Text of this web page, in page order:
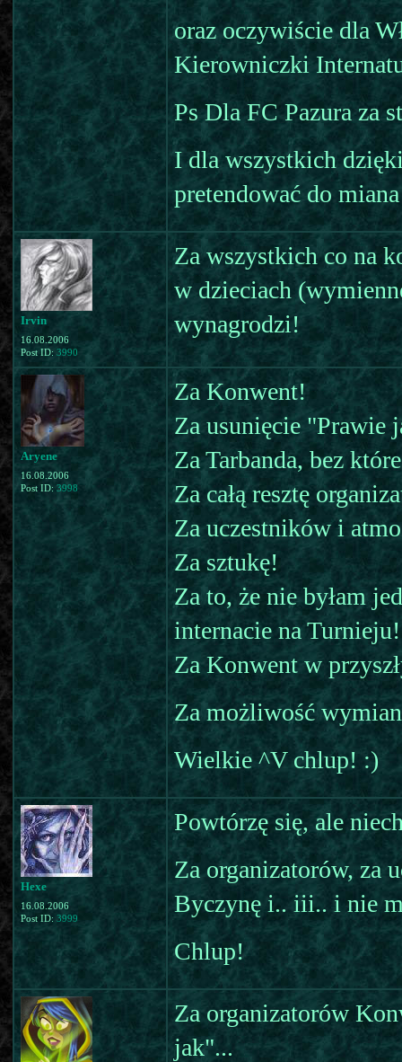
oraz oczywiście dla
Kierowniczki
Ps Dla FC Pazura za
I dla wszystkich
pretendować do
Irvin
16.08.2006
Post ID: 3990
Za wszystkich co na
w dzieciach
wynagrodzi!
Aryene
16.08.2006
Post ID: 3998
Za Konwent!
Za usunięcie "Prawie
Za Tarbanda, bez
Za całą resztę
Za uczestników i
Za sztukę!
Za to, że nie byłam
internacie na Turnieju!
Za Konwent w
Za możliwość
Wielkie ^V chlup! :)
Hexe
16.08.2006
Post ID: 3999
Powtórzę się, ale
Za organizatorów, za
Byczynę i.. iii.. i nie
Chlup!
Za organizatorów
jak"...